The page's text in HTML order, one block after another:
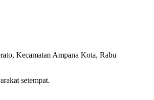
Kecamatan Ampana Kota, Rabu
setempat.